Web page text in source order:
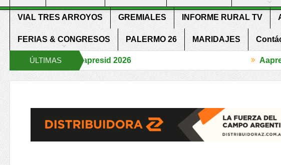
VIAL TRES ARROYOS GREMIALES INFORME RURAL TV
FERIAS & CONGRESOS PALERMO 26 MARIDAJES
ÚLTIMAS
NOTICIAS
Aapresid 2026
Reglas de juego claras para un agro más Competitivo
Aapresid 2026
Periurbanos, 3